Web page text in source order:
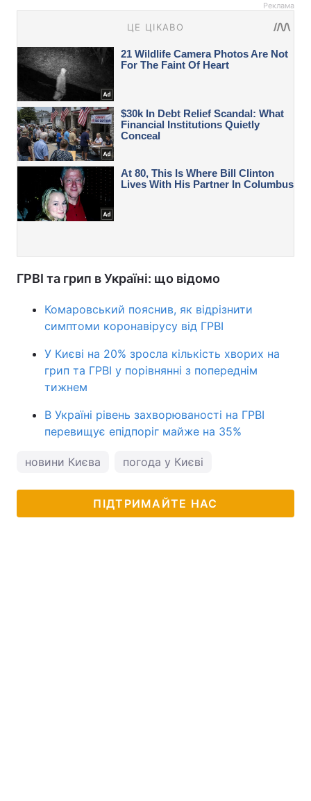
Реклама
ГРВІ та грип в Україні: що відомо
Комаровський пояснив, як відрізнити
симптоми коронавірусу від ГРВІ
У Києві на 20% зросла кількість хворих на
грип та ГРВІ у порівнянні з попереднім
тижнем
В Україні рівень захворюваності на ГРВІ
перевищує епідпоріг майже на 35%
новини Києва погода у Києві
ПІДТРИМАЙТЕ НАС